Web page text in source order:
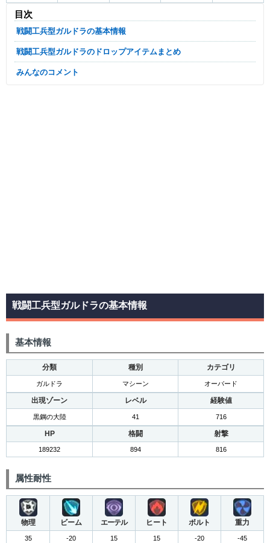
目次
戦闘工兵型ガルドラの基本情報
戦闘工兵型ガルドラのドロップアイテムまとめ
みんなのコメント
戦闘工兵型ガルドラの基本情報
基本情報
分類 種別 カテゴリ
ガルドラ マシーン オーバード
出現ゾーン レベル 経験値
黒鋼の大陸 41 716
HP 格闘 射撃
189232 894 816
属性耐性
物理 ビーム エーテル ヒート ボルト 重力
35 -20 15 15 -20 -45